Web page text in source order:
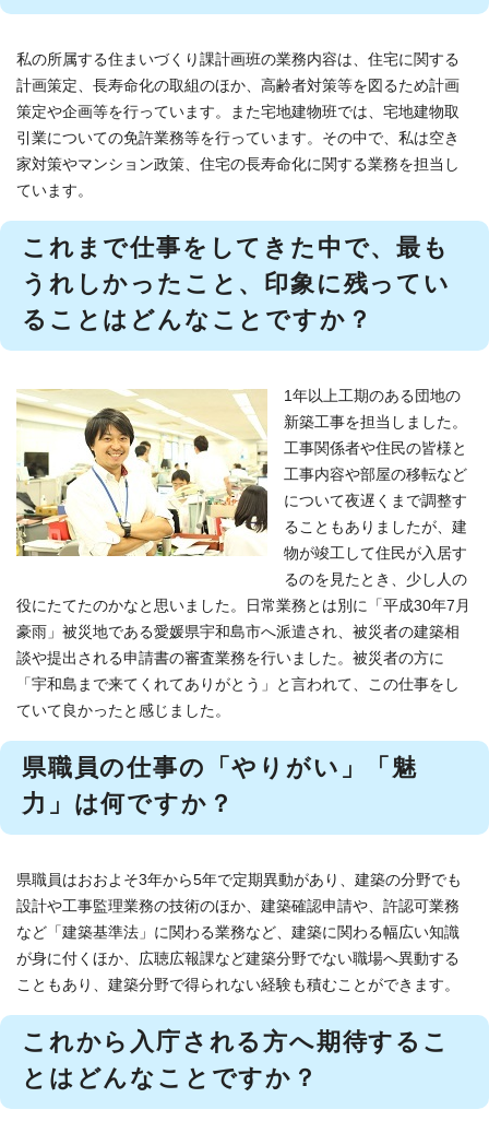
私の所属する住まいづくり課計画班の業務内容は、住宅に関する
計画策定、長寿命化の取組のほか、高齢者対策等を図るため計画
策定や企画等を行っています。また宅地建物班では、宅地建物取
引業についての免許業務等を行っています。その中で、私は空き
家対策やマンション政策、住宅の長寿命化に関する業務を担当し
ています。
これまで仕事をしてきた中で、最も
うれしかったこと、印象に残ってい
ることはどんなことですか？
1年以上工期のある団地の
新築工事を担当しました。
工事関係者や住民の皆様と
工事内容や部屋の移転など
について夜遅くまで調整す
ることもありましたが、建
物が竣工して住民が入居す
るのを見たとき、少し人の
役にたてたのかなと思いました。日常業務とは別に「平成30年7月
豪雨」被災地である愛媛県宇和島市へ派遣され、被災者の建築相
談や提出される申請書の審査業務を行いました。被災者の方に
「宇和島まで来てくれてありがとう」と言われて、この仕事をし
ていて良かったと感じました。
県職員の仕事の「やりがい」「魅
力」は何ですか？
県職員はおおよそ3年から5年で定期異動があり、建築の分野でも
設計や工事監理業務の技術のほか、建築確認申請や、許認可業務
など「建築基準法」に関わる業務など、建築に関わる幅広い知識
が身に付くほか、広聴広報課など建築分野でない職場へ異動する
こともあり、建築分野で得られない経験も積むことができます。
これから入庁される方へ期待するこ
とはどんなことですか？